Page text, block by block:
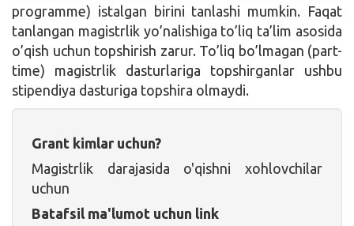
programme) istalgan birini tanlashi mumkin. Faqat
tanlangan magistrlik yo’nalishiga to’liq ta’lim asosida
o’qish uchun topshirish zarur. To’liq bo’lmagan (part-
time) magistrlik dasturlariga topshirganlar ushbu
stipendiya dasturiga topshira olmaydi.
Grant kimlar uchun?
Magistrlik darajasida o'qishni xohlovchilar
uchun
Batafsil ma'lumot uchun link